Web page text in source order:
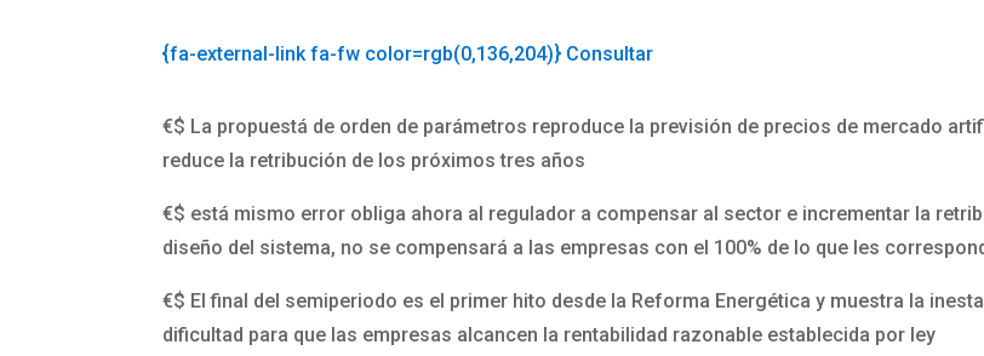
{fa-external-link fa-fw color=rgb(0,136,204)} Consultar
€$ La propuestá de orden de parámetros reproduce la previsión de precios de mercado
reduce la retribución de los próximos tres años
€$ está mismo error obliga ahora al regulador a compensar al sector e incrementar la
diseño del sistema, no se compensará a las empresas con el 100% de lo que les
€$ El final del semiperiodo es el primer hito desde la Reforma Energética y muestra la
dificultad para que las empresas alcancen la rentabilidad razonable establecida por ley